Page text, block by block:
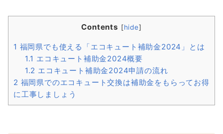
Contents [hide]
1 福岡県でも使える「エコキュート補助金2024」とは
1.1 エコキュート補助金2024概要
1.2 エコキュート補助金2024申請の流れ
2 福岡県でのエコキュート交換は補助金をもらってお得
に工事しましょう